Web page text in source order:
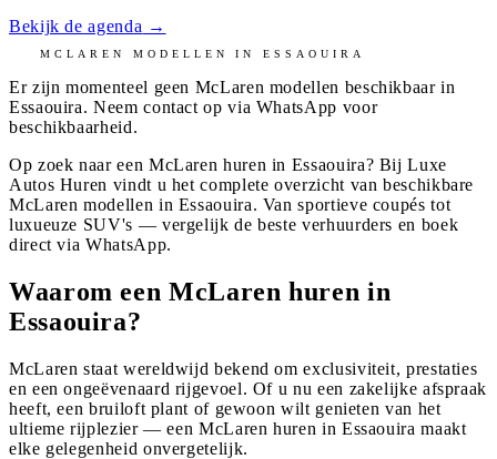
Bekijk de agenda →
MCLAREN MODELLEN INESSAOUIRA
Er zijn momenteel geen McLaren modellen beschikbaar in
Essaouira. Neem contact op via WhatsApp voor
beschikbaarheid.
Op zoek naar een McLaren huren in Essaouira? Bij Luxe
Autos Huren vindt u het complete overzicht van beschikbare
McLaren modellen in Essaouira. Van sportieve coupés tot
luxueuze SUV's — vergelijk de beste verhuurders en boek
direct via WhatsApp.
Waarom een McLaren huren in
Essaouira?
McLaren staat wereldwijd bekend om exclusiviteit, prestaties
en een ongeëvenaard rijgevoel. Of u nu een zakelijke afspraak
heeft, een bruiloft plant of gewoon wilt genieten van het
ultieme rijplezier — een McLaren huren in Essaouira maakt
elke gelegenheid onvergetelijk.